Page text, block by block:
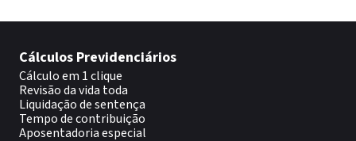
Cálculos Previdenciários
Cálculo em 1 clique
Revisão da vida toda
Liquidação de sentença
Tempo de contribuição
Aposentadoria especial